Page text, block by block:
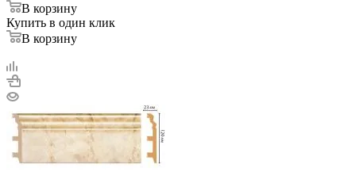
В корзину
Купить в один клик
В корзину